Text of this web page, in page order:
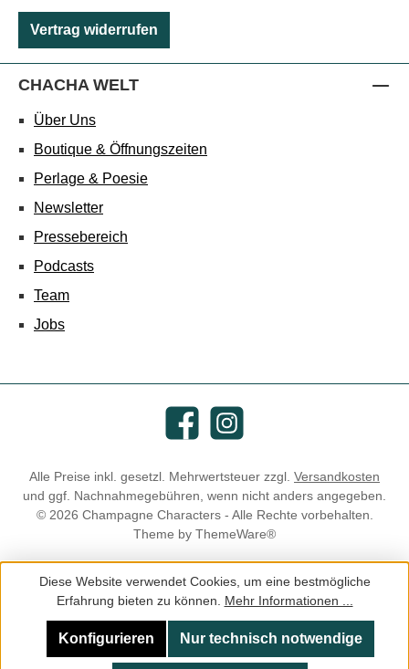
Vertrag widerrufen
CHACHA WELT
Über Uns
Boutique & Öffnungszeiten
Perlage & Poesie
Newsletter
Pressebereich
Podcasts
Team
Jobs
FacebookInstagram
Alle Preise inkl. gesetzl. Mehrwertsteuer zzgl. Versandkosten
und ggf. Nachnahmegebühren, wenn nicht anders angegeben.
© 2026 Champagne Characters - Alle Rechte vorbehalten.
Theme by ThemeWare®
Diese Website verwendet Cookies, um eine bestmögliche
Erfahrung bieten zu können. Mehr Informationen ...
Nur technisch notwendige
Konfigurieren